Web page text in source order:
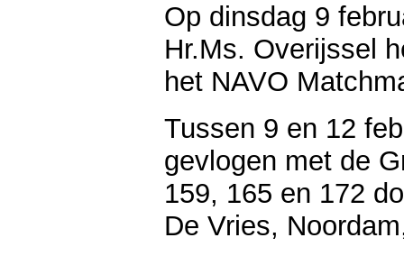
Op dinsdag 9
Hr.Ms. Overijssel
het NAVO
Tussen 9 en 12
gevlogen met de
159, 165 en 172
De Vries,